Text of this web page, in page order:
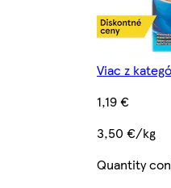
Viac z
1,19 €
3,50 €/kg
Quantity